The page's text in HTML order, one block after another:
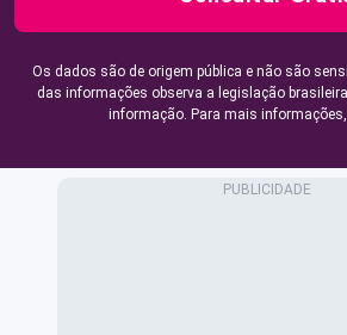
Os dados são de origem pública e não são
das informações observa a legislação
informação. Para mais informações,